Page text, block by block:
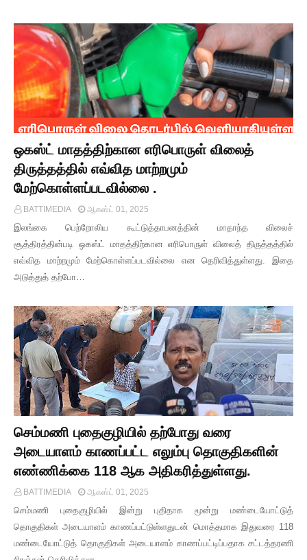
ஒகஸ்ட் மாதத்திற்கான எரிபொருள் விலைத்
திருத்தத்தில் எவ்வித மாற்றமும்
மேற்கொள்ளப்படவில்லை .
BATTIMEDIA ஆகஸ்ட் 01, 2025
இலங்கை பெற்றோலிய கூட்டுத்தாபனத்தின் மாதாந்த விலைச்
சூத்திரத்தின்படி ஒகஸ்ட் மாதத்திற்கான எரிபொருள் விலைத் திருத்தத்தில்
எவ்வித மாற்றமும் மேற்கொள்ளப்படவில்லை என தெரிவித்துள்ளது. இதை
அடுத்துத் தற்போ…
செம்மணி புதைகுழியில் தற்போது வரை
அடையாளம் காணப்பட்ட எலும்பு தொகுதிகளின்
எண்ணிக்கை 118 ஆக அதிகரித்துள்ளது.
BATTIMEDIA ஆகஸ்ட் 01, 2025
செம்மணி புதைகுழியில் இன்று புதிதாக மூன்று மண்டையோட்டுத்
தொகுதிகள் அடையாளம் காணப்பட்டுள்ளதுடன் மொத்தமாக இதுவரை 118
மண்டையோட்டுத் தொகுதிகள் அடையாளம் காணப்பட்டிப்பதாக சட்டத்தரணி